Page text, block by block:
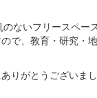
ないフリースペー
で、教育・研究・
りがとうございまし